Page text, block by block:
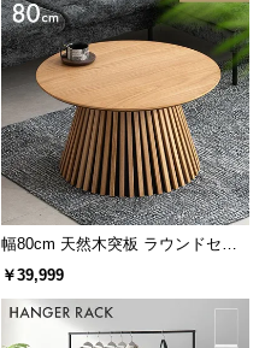
幅80cm 天然木突板 ラウンドセン
ターテーブル 美しい格子デザイン
￥39,999